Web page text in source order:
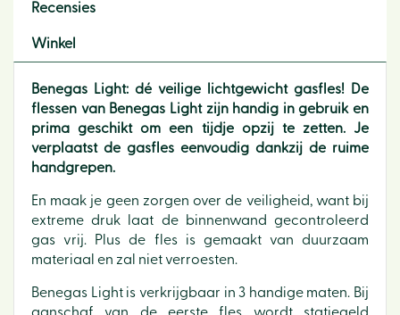
Recensies
Winkel
Benegas Light: dé veilige lichtgewicht gasfles! De
flessen van Benegas Light zijn handig in gebruik en
prima geschikt om een tijdje opzij te zetten. Je
verplaatst de gasfles eenvoudig dankzij de ruime
handgrepen.
En maak je geen zorgen over de veiligheid, want bij
extreme druk laat de binnenwand gecontroleerd
gas vrij. Plus de fles is gemaakt van duurzaam
materiaal en zal niet verroesten.
Benegas Light is verkrijgbaar in 3 handige maten. Bij